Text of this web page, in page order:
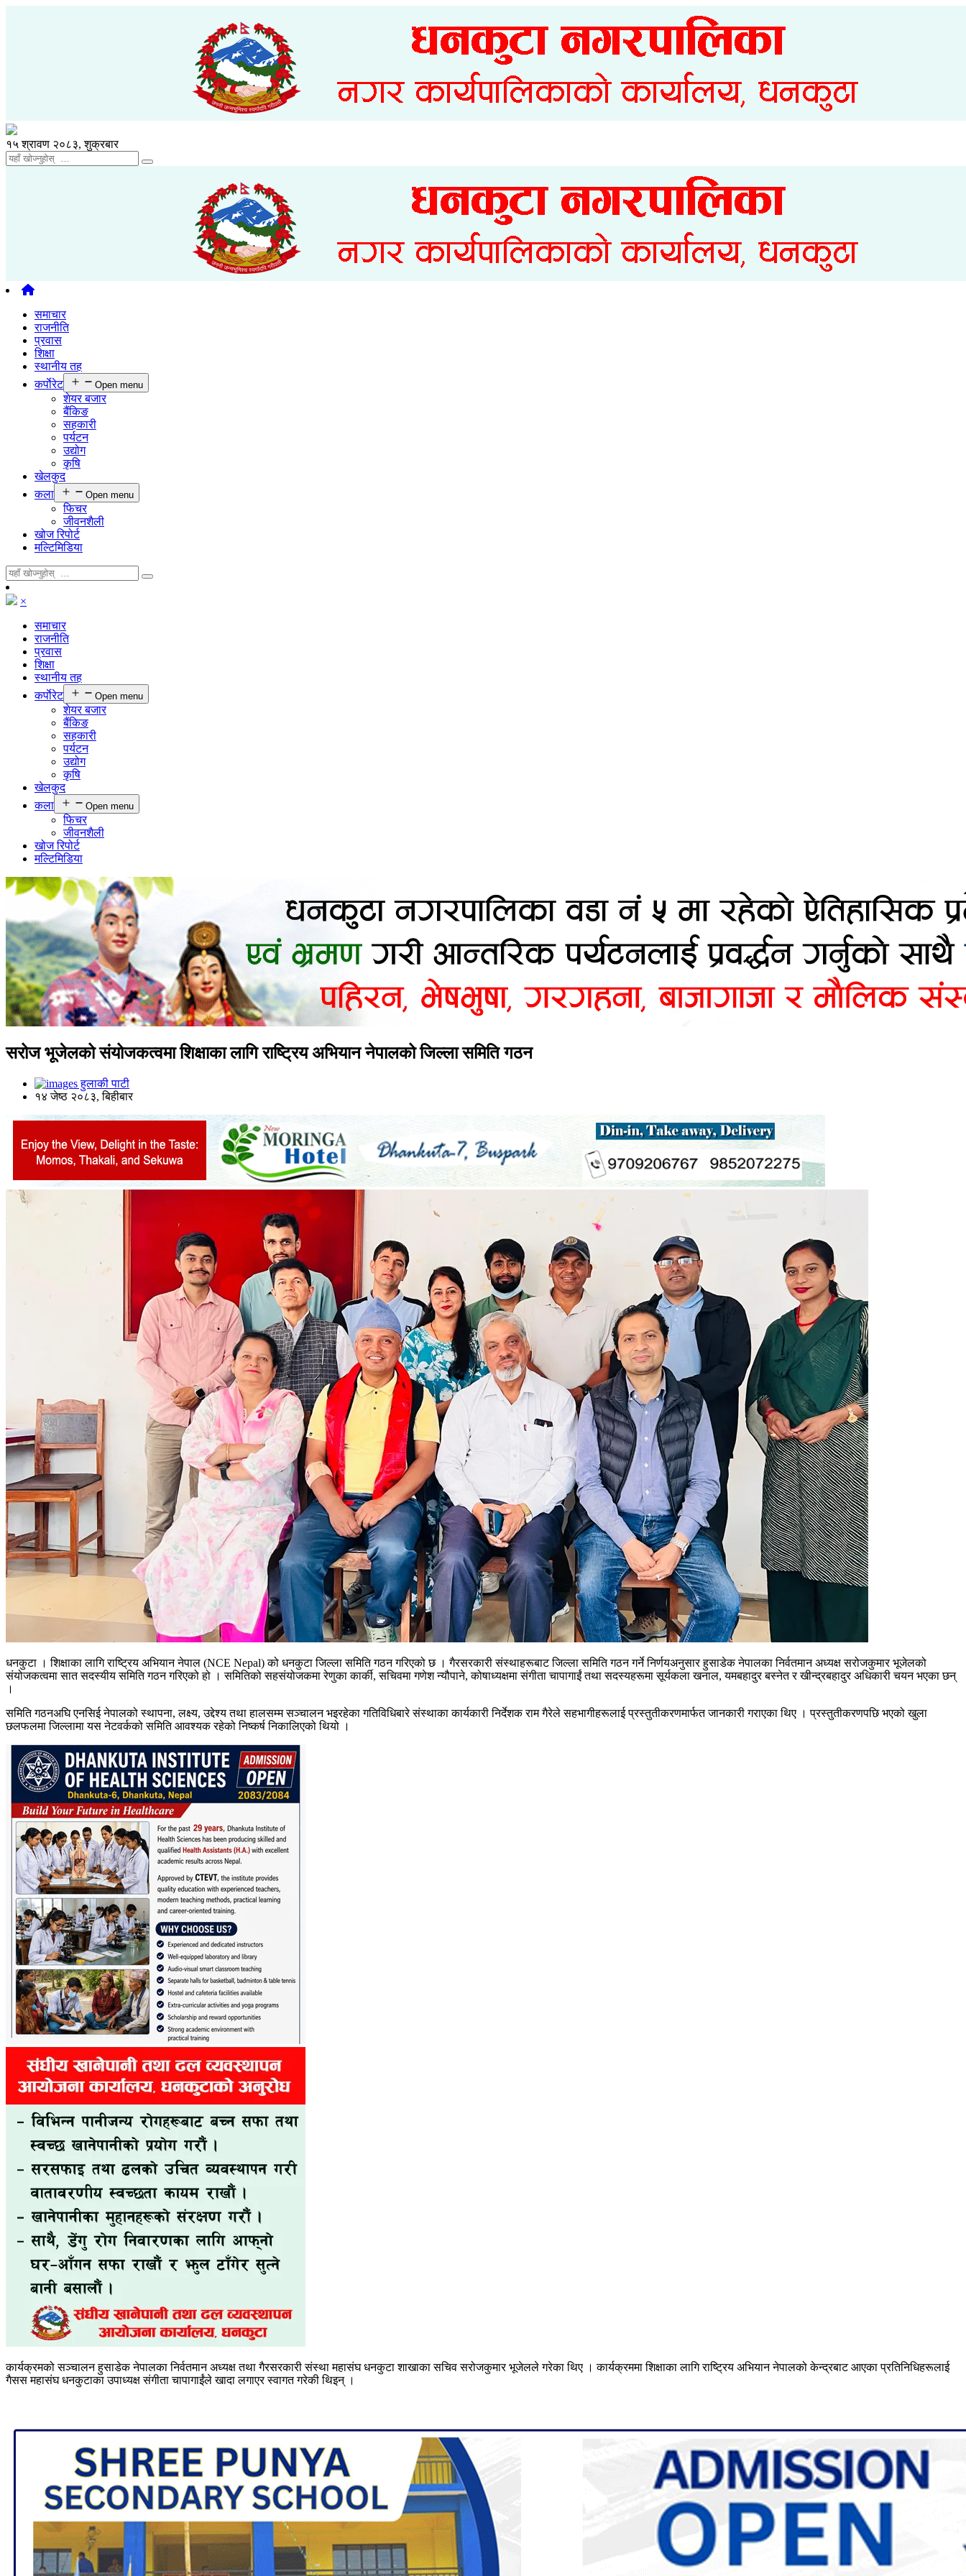
१५ श्रावण २०८३, शुक्रबार
समाचार
राजनीति
प्रवास
शिक्षा
स्थानीय तह
कर्पाेरेट
Open menu
शेयर बजार
बैंकिङ
सहकारी
पर्यटन
उद्योग
कृषि
खेलकुद
कला
Open menu
फिचर
जीवनशैली
खोज रिपोर्ट
मल्टिमिडिया
×
समाचार
राजनीति
प्रवास
शिक्षा
स्थानीय तह
कर्पाेरेट
Open menu
शेयर बजार
बैंकिङ
सहकारी
पर्यटन
उद्योग
कृषि
खेलकुद
कला
Open menu
फिचर
जीवनशैली
खोज रिपोर्ट
मल्टिमिडिया
सरोज भूजेलको संयोजकत्वमा शिक्षाका लागि राष्ट्रिय अभियान नेपालको जिल्ला समिति गठन
हुलाकी पाटी
१४ जेष्ठ २०८३, बिहीबार
धनकुटा । शिक्षाका लागि राष्ट्रिय अभियान नेपाल (NCE Nepal) को धनकुटा जिल्ला समिति गठन गरिएको छ । गैरसरकारी संस्थाहरूबाट जिल्ला समिति गठन गर्ने निर्णयअनुसार हुसाडेक नेपालका निर्वतमान अध्यक्ष सरोजकुमार भूजेलको
संयोजकत्वमा सात सदस्यीय समिति गठन गरिएको हो । समितिको सहसंयोजकमा रेणुका कार्की, सचिवमा गणेश न्यौपाने, कोषाध्यक्षमा संगीता चापागाईं तथा सदस्यहरूमा सूर्यकला खनाल, यमबहादुर बस्नेत र खीन्द्रबहादुर अधिकारी चयन भएका छन्
।
समिति गठनअघि एनसिई नेपालको स्थापना, लक्ष्य, उद्देश्य तथा हालसम्म सञ्चालन भइरहेका गतिविधिबारे संस्थाका कार्यकारी निर्देशक राम गैरेले सहभागीहरूलाई प्रस्तुतीकरणमार्फत जानकारी गराएका थिए । प्रस्तुतीकरणपछि भएको खुला
छलफलमा जिल्लामा यस नेटवर्कको समिति आवश्यक रहेको निष्कर्ष निकालिएको थियो ।
कार्यक्रमको सञ्चालन हुसाडेक नेपालका निर्वतमान अध्यक्ष तथा गैरसरकारी संस्था महासंघ धनकुटा शाखाका सचिव सरोजकुमार भूजेलले गरेका थिए । कार्यक्रममा शिक्षाका लागि राष्ट्रिय अभियान नेपालको केन्द्रबाट आएका प्रतिनिधिहरूलाई
गैसस महासंघ धनकुटाका उपाध्यक्ष संगीता चापागाईंले खादा लगाएर स्वागत गरेकी थिइन् ।